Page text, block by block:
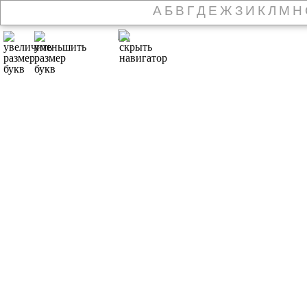
А Б В ГД Е Ж З И К Л М Н